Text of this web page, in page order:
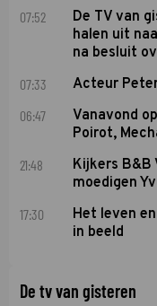
07:52
De TV van
halen uit
na besluit
07:33 Acteur
06:47
Vanavond
Poirot,
21:48
Kijkers B&B
moedigen
17:30
Het leven
in beeld
De tv van gisteren